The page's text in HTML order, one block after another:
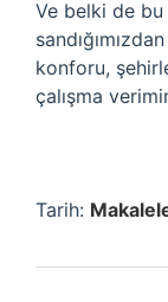
Ve belki de
konforu,
çalışma
Tarih: